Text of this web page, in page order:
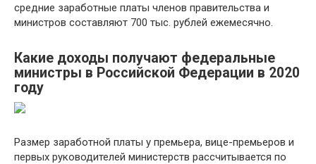
средние заработные платы членов правительства и
министров составляют 700 тыс. рублей ежемесячно.
Какие доходы получают федеральные
министры в Российской Федерации в 2020
году
Размер заработной платы у премьера, вице-премьеров и
первых руководителей министерств рассчитывается по